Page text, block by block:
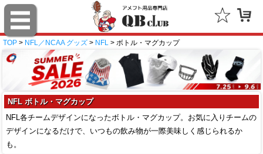
TOP > NFL／NCAA グッズ > NFL > ボトル・マグカップ
NFL ボトル・マグカップ
NFL各チームデザインになったボトル・マグカップ。お気に入りチームの
デザインになるだけで、いつもの飲み物が一際美味しく感じられるか
も。